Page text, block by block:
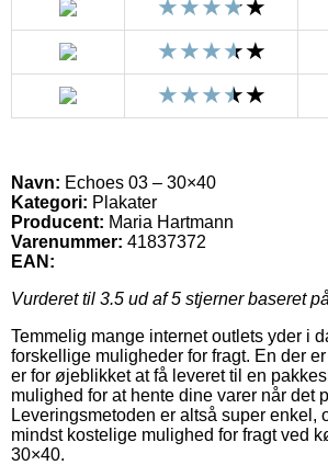
Navn: Echoes 03 – 30×40
Kategori: Plakater
Producent: Maria Hartmann
Varenummer: 41837372
EAN:
Vurderet til 3.5 ud af 5 stjerner baseret på
Temmelig mange internet outlets yder i
forskellige muligheder for fragt. En der
er for øjeblikket at få leveret til en
mulighed for at hente dine varer når det
Leveringsmetoden er altså super enkel,
mindst kostelige mulighed for fragt ved
30×40.